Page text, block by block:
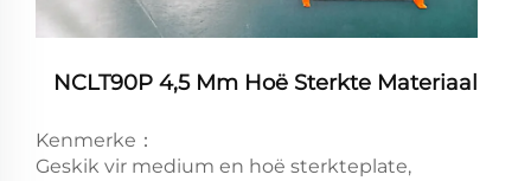
NCLT90P 4,5 Mm Hoë Sterkte Materiaal
Kenmerke：
Geskik vir medium en hoë sterkteplate,